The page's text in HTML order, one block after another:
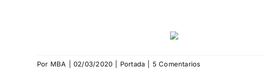
Por MBA 02/03/2020 Portada 5 Comentarios